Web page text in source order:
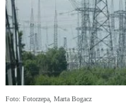
Foto: Fotorzepa, Marta Bogacz